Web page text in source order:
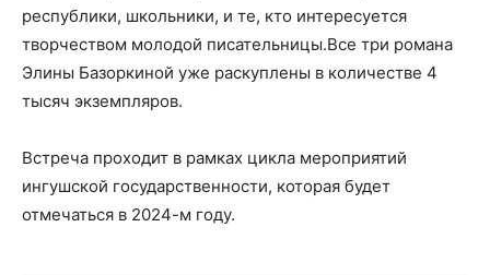
республики, школьники, и те, кто интересуется
творчеством молодой писательницы.Все три романа
Элины Базоркиной уже раскуплены в количестве 4
тысяч экземпляров.
Встреча проходит в рамках цикла мероприятий
ингушской государственности, которая будет
отмечаться в 2024-м году.